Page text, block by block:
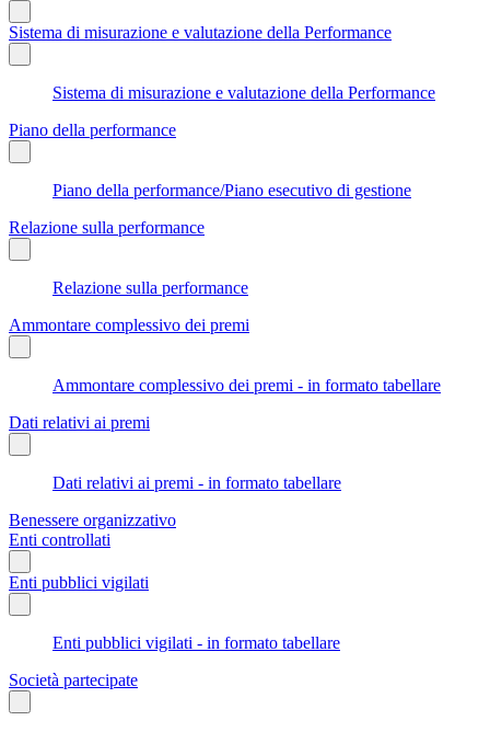
Sistema di misurazione e valutazione della Performance
Sistema di misurazione e valutazione della Performance
Piano della performance
Piano della performance/Piano esecutivo di gestione
Relazione sulla performance
Relazione sulla performance
Ammontare complessivo dei premi
Ammontare complessivo dei premi - in formato tabellare
Dati relativi ai premi
Dati relativi ai premi - in formato tabellare
Benessere organizzativo
Enti controllati
Enti pubblici vigilati
Enti pubblici vigilati - in formato tabellare
Società partecipate